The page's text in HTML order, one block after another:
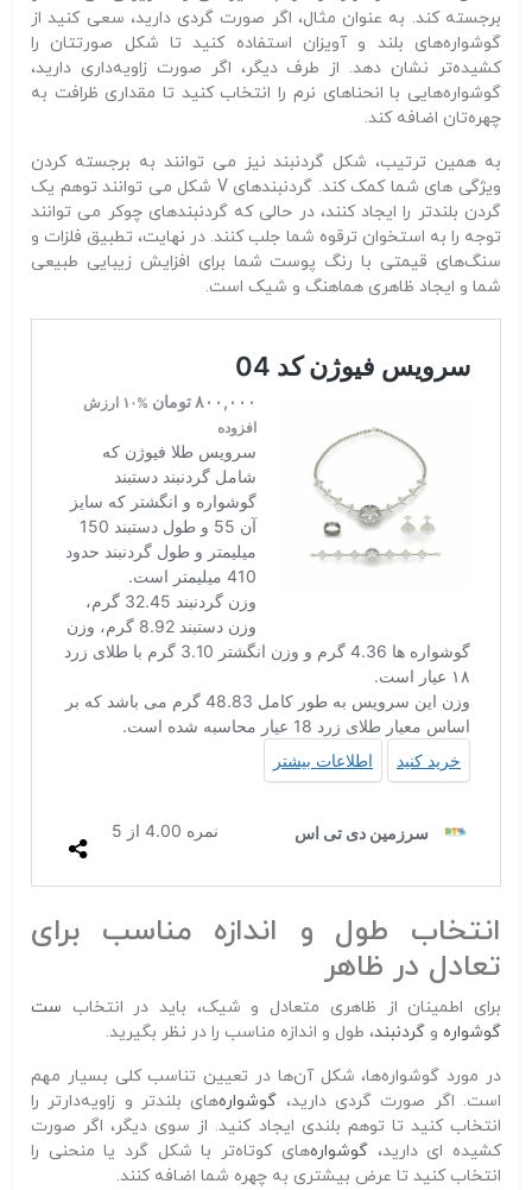
برجسته کند. به عنوان مثال، اگر صورت گردی دارید، سعی کنید از
گوشواره‌های بلند و آویزان استفاده کنید تا شکل صورتتان را
کشیده‌تر نشان دهد. از طرف دیگر، اگر صورت زاویه‌داری دارید،
گوشواره‌هایی با انحناهای نرم را انتخاب کنید تا مقداری ظرافت به
چهره‌تان اضافه کند.
به همین ترتیب، شکل گردنبند نیز می توانند به برجسته کردن
ویژگی های شما کمک کند. گردنبندهای V شکل می توانند توهم یک
گردن بلندتر را ایجاد کنند، در حالی که گردنبندهای چوکر می توانند
توجه را به استخوان ترقوه شما جلب کنند. در نهایت، تطبیق فلزات و
سنگ‌های قیمتی با رنگ پوست شما برای افزایش زیبایی طبیعی
شما و ایجاد ظاهری هماهنگ و شیک است.
انتخاب طول و اندازه مناسب برای
تعادل در ظاهر
برای اطمینان از ظاهری متعادل و شیک، باید در انتخاب ست
گوشواره و گردنبند، طول و اندازه مناسب را در نظر بگیرید.
در مورد گوشواره‌ها، شکل آن‌ها در تعیین تناسب کلی بسیار مهم
است. اگر صورت گردی دارید، گوشواره‌های بلندتر و زاویه‌دارتر را
انتخاب کنید تا توهم بلندی ایجاد کنید. از سوی دیگر، اگر صورت
کشیده ای دارید،گوشواره‌های کوتاه‌تر با شکل گرد یا منحنی را
انتخاب کنید تا عرض بیشتری به چهره شما اضافه کنند.